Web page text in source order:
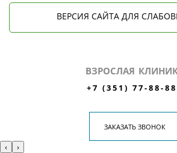
ВЕРСИЯ САЙТА ДЛЯ
ВЗРОСЛАЯ
+7 (351) 77-88-
ЗАКАЗАТЬ ЗВОНОК
‹ ›